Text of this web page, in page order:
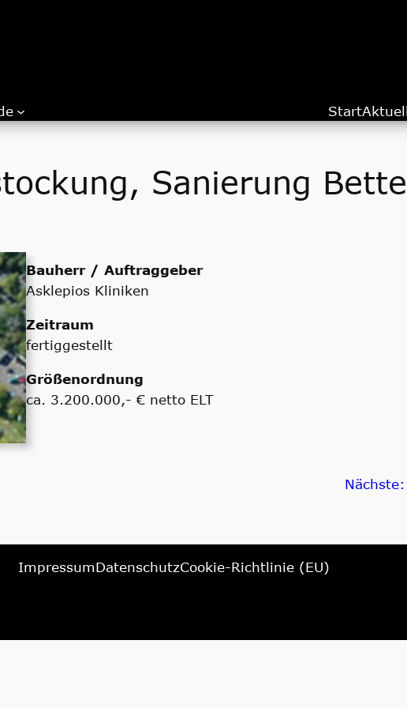
Start
Sanierung
Bauherr / Auftraggeber
Asklepios Kliniken
Zeitraum
fertiggestellt
Größenordnung
ca. 3.200.000,- € netto ELT
Nächste:
ImpressumDatenschutzCookie-Richtlinie (EU)